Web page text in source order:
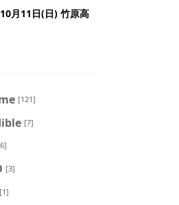
月11日(日) 竹原高
[121]
[7]
[3]
[1]